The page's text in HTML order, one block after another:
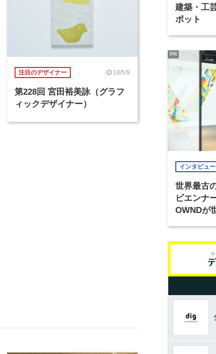
注目のデザイナー 18/5/9
第228回 宮田裕美詠（グラフ
ィックデザイナー）
建築・工
ポット
インタビュー
世界最古
ビエンナ
OWNDが
PR